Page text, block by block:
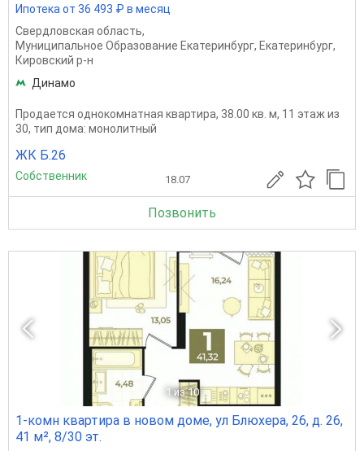
Ипотека от 36 493 ₽ в месяц
Свердловская область,
Муниципальное Образование Екатеринбург, Екатеринбург,
Кировский р-н
Динамо
Продается однокомнатная квартира, 38.00 кв. м, 11 этаж из
30, тип дома: монолитный
ЖК Б.26
Собственник 18.07
Позвонить
1 из 10
1-комн квартира в новом доме, ул Блюхера, 26, д. 26,
41 м², 8/30 эт.